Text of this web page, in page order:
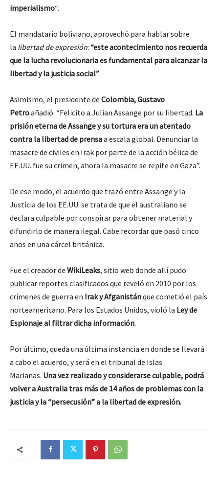
imperialismo“.
El mandatario boliviano, aprovechó para hablar sobre
la libertad de expresión: “este acontecimiento nos recuerda
que la lucha revolucionaria es fundamental para alcanzar la
libertad y la justicia social”.
Asimismo, el presidente de Colombia, Gustavo
Petroañadió: “Felicito a Julian Assange por su libertad. La
prisión eterna de Assange y su tortura era un atentado
contra la libertad de prensaa escala global. Denunciar la
masacre de civiles en Irak por parte de la acción bélica de
EE.UU. fue su crimen, ahora la masacre se repite en Gaza”.
De ese modo, el acuerdo que trazó entre Assange y la
Justicia de los EE.UU. se trata de que el australiano se
declara culpable por conspirar para obtener material y
difundirlo de manera ilegal. Cabe recordar que pasó cinco
años en una cárcel británica.
Fue el creador de WikiLeaks, sitio web donde allí pudo
publicar reportes clasificados que reveló en 2010 por los
crímenes de guerra en Irak y Afganistánque cometió el país
norteamericano. Para los Estados Unidos, violó la Ley de
Espionaje al filtrar dicha información.
Por último, queda una última instancia en donde se llevará
a cabo el acuerdo, y será en el tribunal de Islas
Marianas. Una vez realizado y considerarse culpable, podrá
volver a Australia tras más de 14 años de problemas con la
justicia y la “persecusión” a la libertad de expresión.